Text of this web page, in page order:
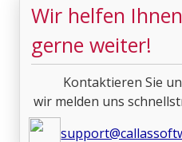
Wir helfen Ihnen
gerne weiter!
Kontaktieren Sie
wir melden uns